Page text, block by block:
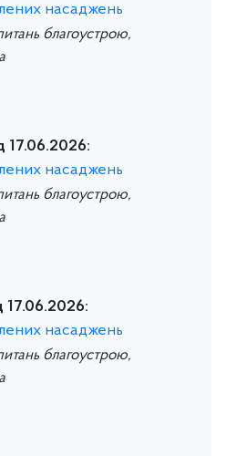
насаджень
благоустрою,
17.06.2026:
насаджень
благоустрою,
17.06.2026:
насаджень
благоустрою,